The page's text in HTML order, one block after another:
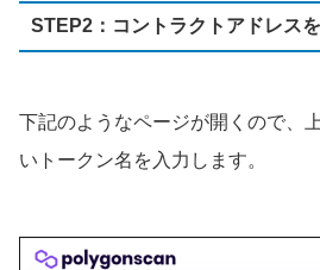
STEP2：コントラクトアドレス
下記のようなページが開くので、
いトークン名を入力します。